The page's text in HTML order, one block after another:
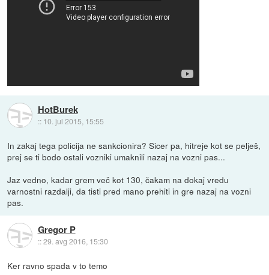
HotBurek
:: 10. jul 2015, 15:55
In zakaj tega policija ne sankcionira? Sicer pa, hitreje kot se pelješ,
prej se ti bodo ostali vozniki umaknili nazaj na vozni pas...
Jaz vedno, kadar grem več kot 130, čakam na dokaj vredu
varnostni razdalji, da tisti pred mano prehiti in gre nazaj na vozni
pas.
Gregor P
::29. avg 2016, 15:30
Ker ravno spada v to temo